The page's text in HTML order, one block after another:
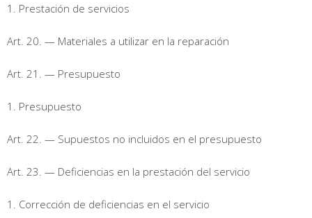
1. Prestación de servicios
Art. 20. — Materiales a utilizar en la reparación
Art. 21. — Presupuesto
1. Presupuesto
Art. 22. — Supuestos no incluidos en el presupuesto
Art. 23. — Deficiencias en la prestación del servicio
1. Corrección de deficiencias en el servicio